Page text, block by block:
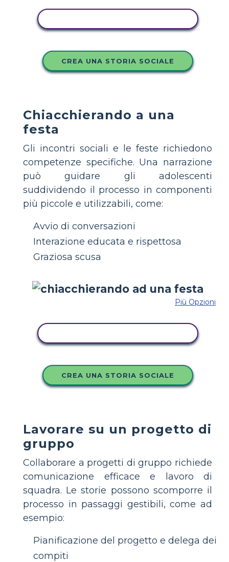
CREA UNA STORIA SOCIALE
Chiacchierando a una
festa
Gli incontri sociali e le feste richiedono
competenze specifiche. Una narrazione
può guidare gli adolescenti
suddividendo il processo in componenti
più piccole e utilizzabili, come:
Avvio di conversazioni
Interazione educata e rispettosa
Graziosa scusa
Più Opzioni
CREA UNA STORIA SOCIALE
Lavorare su un progetto di
gruppo
Collaborare a progetti di gruppo richiede
comunicazione efficace e lavoro di
squadra. Le storie possono scomporre il
processo in passaggi gestibili, come ad
esempio:
Pianificazione del progetto e delega dei
compiti